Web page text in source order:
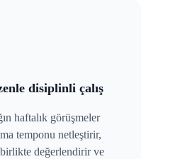
disiplinli çalış
haftalık görüşmeler
temponu netleştirir,
değerlendirir ve